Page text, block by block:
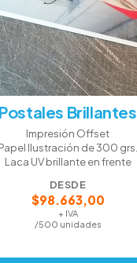
Postales Brillantes
Impresión Offset
Papel Ilustración de 300 grs.
Laca UV brillante en frente
DESDE
$98.663,00
+ IVA
/500 unidades